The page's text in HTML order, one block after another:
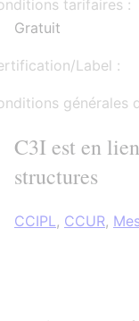
tarifaires :
Gratuit
Label :
générales
C3I est en
structures
CCIPL, CCUR,